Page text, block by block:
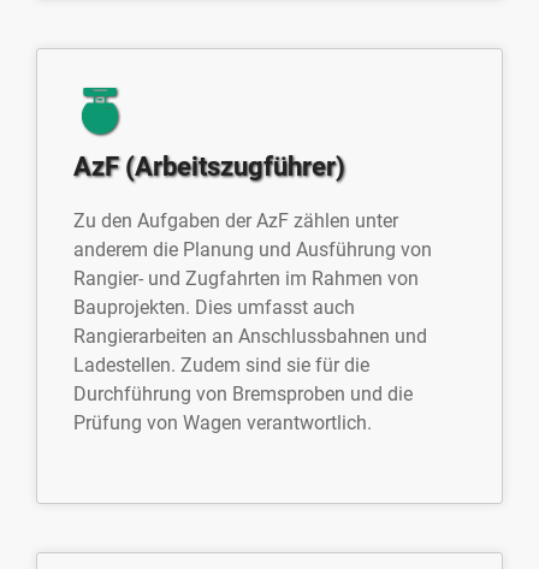
AzF (Arbeitszugführer)
Zu den Aufgaben der AzF zählen unter
anderem die Planung und Ausführung von
Rangier- und Zugfahrten im Rahmen von
Bauprojekten. Dies umfasst auch
Rangierarbeiten an Anschlussbahnen und
Ladestellen. Zudem sind sie für die
Durchführung von Bremsproben und die
Prüfung von Wagen verantwortlich.